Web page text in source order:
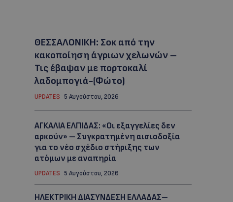
ΘΕΣΣΑΛΟΝΙΚΗ: Σοκ από την
κακοποίηση άγριων χελωνών –
Τις έβαψαν με πορτοκαλί
λαδομπογιά-(Φώτο)
UPDATES 5 Αυγούστου, 2026
ΑΓΚΑΛΙΑ ΕΛΠΙΔΑΣ: «Οι εξαγγελίες δεν
αρκούν» – Συγκρατημένη αισιοδοξία
για το νέο σχέδιο στήριξης των
ατόμων με αναπηρία
UPDATES 5 Αυγούστου, 2026
ΗΛΕΚΤΡΙΚΗ ΔΙΑΣΥΝΔΕΣΗ ΕΛΛΑΔΑΣ–